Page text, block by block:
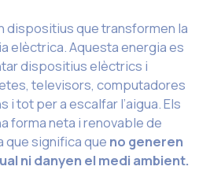
dispositius que transformen la
elèctrica. Aquesta energia es
dispositius elèctrics i
televisors, computadores
i tot per a escalfar l’aigua. Els
forma neta i renovable de
que significa que no generen
ni danyen el medi ambient.